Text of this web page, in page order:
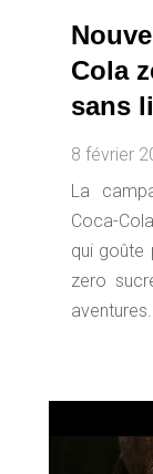
Cola
sans
8 février
La
Coca-
qui goûte
zero
aventures.